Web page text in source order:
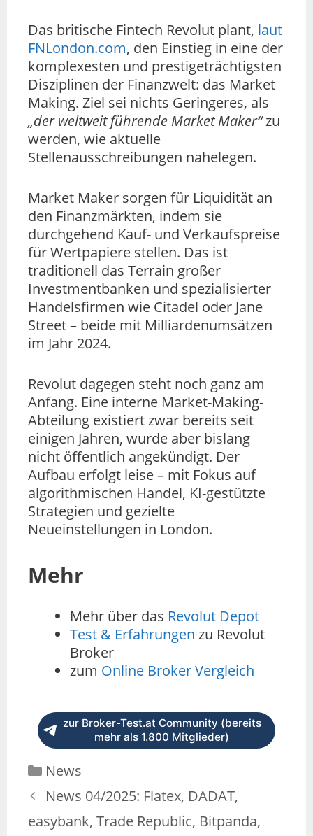
Das britische Fintech Revolut plant, laut
FNLondon.com, den Einstieg in eine der
komplexesten und prestigeträchtigsten
Disziplinen der Finanzwelt: das Market
Making. Ziel sei nichts Geringeres, als
„der weltweit führende Market Maker“zu
werden, wie aktuelle
Stellenausschreibungen nahelegen.
Market Maker sorgen für Liquidität an
den Finanzmärkten, indem sie
durchgehend Kauf- und Verkaufspreise
für Wertpapiere stellen. Das ist
traditionell das Terrain großer
Investmentbanken und spezialisierter
Handelsfirmen wie Citadel oder Jane
Street – beide mit Milliardenumsätzen
im Jahr 2024.
Revolut dagegen steht noch ganz am
Anfang. Eine interne Market-Making-
Abteilung existiert zwar bereits seit
einigen Jahren, wurde aber bislang
nicht öffentlich angekündigt. Der
Aufbau erfolgt leise – mit Fokus auf
algorithmischen Handel, KI-gestützte
Strategien und gezielte
Neueinstellungen in London.
Mehr
Mehr über das Revolut Depot
Test & Erfahrungen zu Revolut
Broker
zum Online Broker Vergleich
zur Broker-Test.at Community (bereits
mehr als 1.800 Mitglieder)
News
News 04/2025: Flatex, DADAT,
easybank, Trade Republic, Bitpanda,